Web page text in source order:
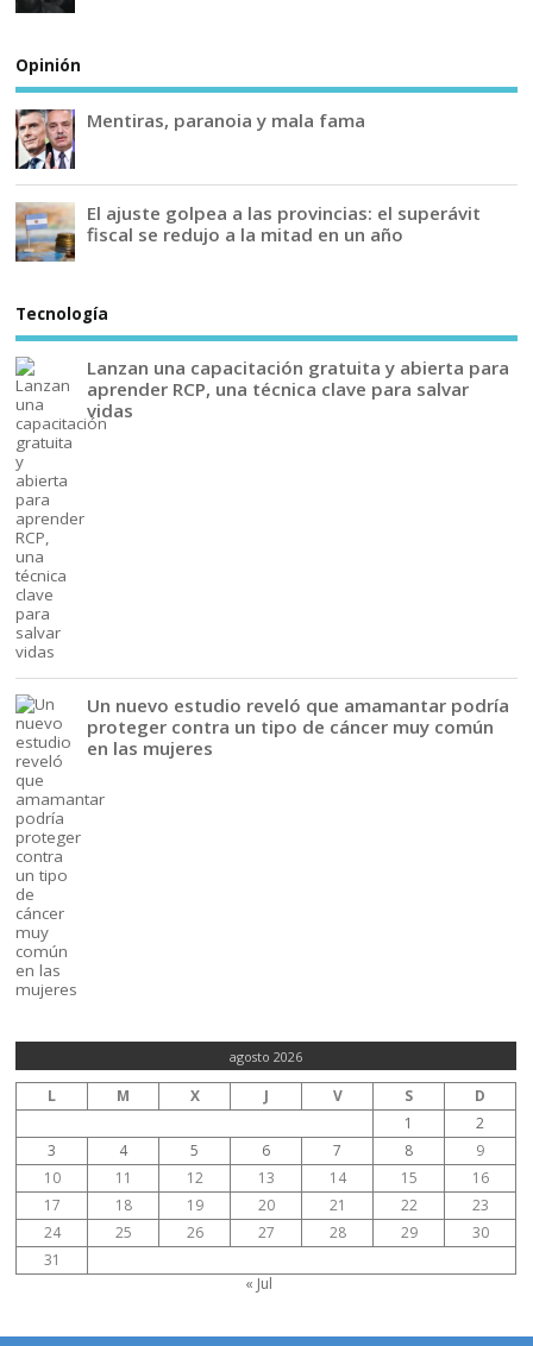
Opinión
Mentiras, paranoia y mala fama
El ajuste golpea a las provincias: el superávit
fiscal se redujo a la mitad en un año
Tecnología
Lanzan una capacitación gratuita y abierta para
aprender RCP, una técnica clave para salvar
vidas
Un nuevo estudio reveló que amamantar podría
proteger contra un tipo de cáncer muy común
en las mujeres
agosto 2026
L M X J V S
D
1
2
3
4 5 6 7 8
9
10
11 12 13 14 15
16
17
18 19 20 21 22
23
24
25 26 27 28 29
30
31
« Jul